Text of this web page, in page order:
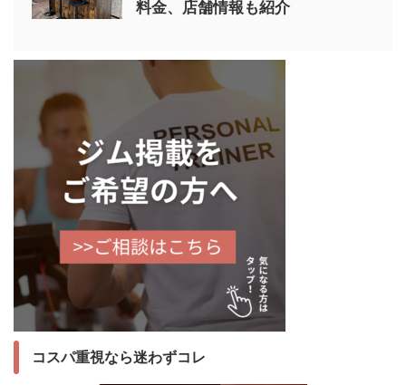
料金、店舗情報も紹介
コスパ重視なら迷わずコレ